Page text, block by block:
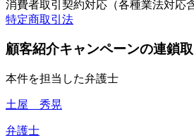
消費者取引契約対応（各種業法対応
特定商取引法
顧客紹介キャンペーンの連鎖
本件を担当した弁護士
土屋 秀晃
弁護士